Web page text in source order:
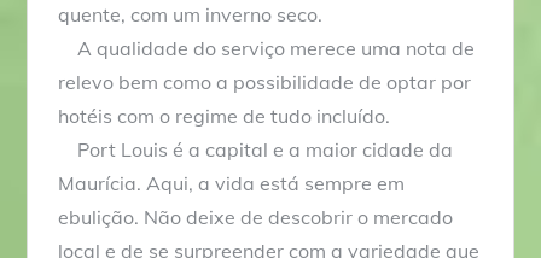
quente, com um inverno seco.
A qualidade do serviço merece uma nota de
relevo bem como a possibilidade de optar por
hotéis com o regime de tudo incluído.
Port Louis é a capital e a maior cidade da
Maurícia. Aqui, a vida está sempre em
ebulição. Não deixe de descobrir o mercado
local e de se surpreender com a variedade que